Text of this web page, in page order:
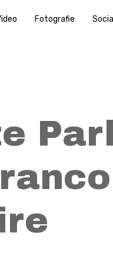
Fotografie Social